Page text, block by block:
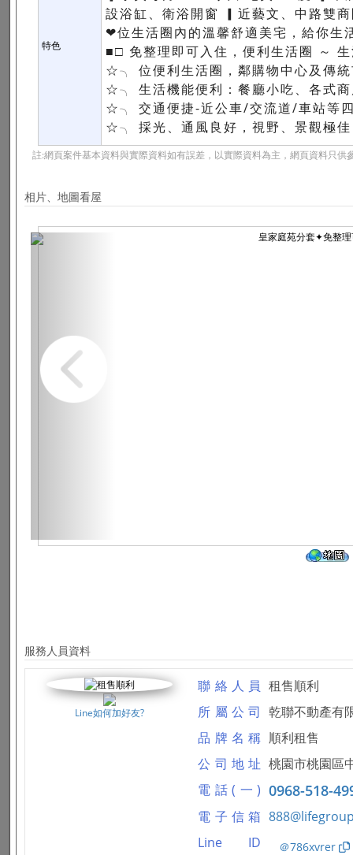
特色
設浴缸、衛浴開窗 ▎近藝文、
❤位生活圈內的溫馨舒適美宅，給你生
■□ 免整理即可入住，便利生活圈 ～
☆╮ 位便利生活圈，鄰購物中心及傳
☆╮ 生活機能便利：餐廳小吃、各式
☆╮ 交通便捷-近公車/交流道/車站等
☆╮ 採光、通風良好，視野、景觀極
註:網頁案件基本資料與實際資料如有誤差，以實際資料為主，網頁資料只供
相片、地圖看屋
服務人員資料
Line如何加好友?
聯絡人員 租售順利
所屬公司 乾聯不動產有
品牌名稱 順利租售
公司地址 桃園市桃園區
電話(一) 0968-518-
電子信箱
Line ID
＠786xvrer